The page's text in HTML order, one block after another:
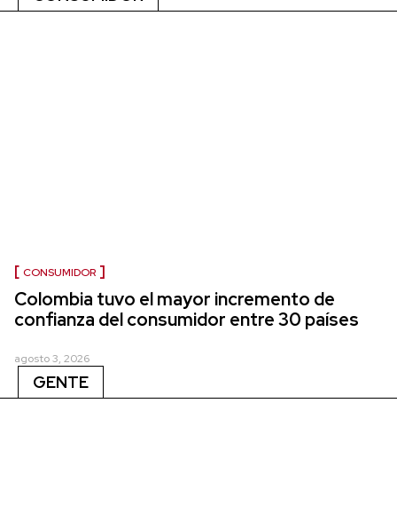
CONSUMIDOR
Colombia tuvo el mayor incremento de
confianza del consumidor entre 30 países
agosto 3, 2026
GENTE